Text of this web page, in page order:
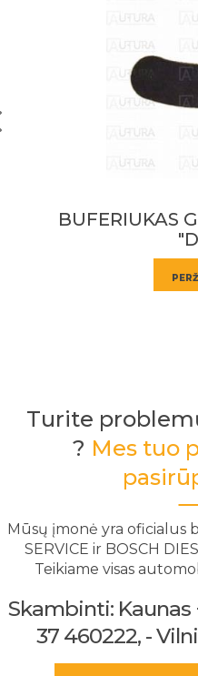
GUM
Turite
? Mes tuo
Mūsų įmonė yra oficialus
SERVICE ir BOSCH
Teikiame visas
Skambinti: Kaunas
37 460222, -